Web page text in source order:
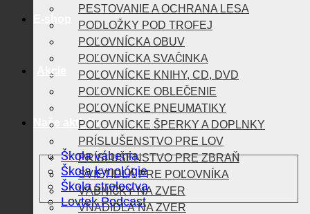
Akcie
Naše aktivity
Škola vábenia
Škola kynológie
Škola strelectva
Lovtek Podcast
PESTOVANIE A OCHRANA LESA
PODLOŽKY POD TROFEJ
POĽOVNÍCKA OBUV
POĽOVNÍCKA SVAČINKA
POĽOVNÍCKE KNIHY, CD, DVD
POĽOVNÍCKE OBLEČENIE
POĽOVNÍCKE PNEUMATIKY
POĽOVNÍCKE ŠPERKY A DOPLNKY
PRÍSLUŠENSTVO PRE LOV
PRÍSLUŠENSTVO PRE ZBRAŇ
SVIETIDLÁ PRE POĽOVNÍKA
VÁBNIČKY NA ZVER
VNADIDLÁ NA ZVER